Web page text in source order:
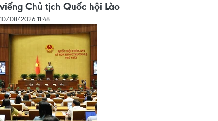
viếng Chủ tịch Quốc hội Lào
10/08/2026 11:48